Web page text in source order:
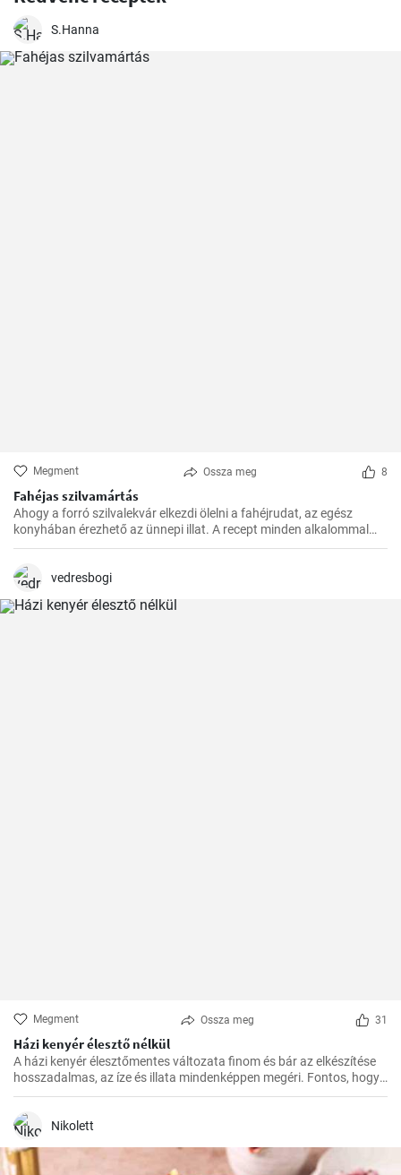
S.Hanna
Megment Ossza meg 8
Fahéjas szilvamártás
Ahogy a forró szilvalekvár elkezdi ölelni a fahéjrudat, az egész
konyhában érezhető az ünnepi illat. A recept minden alkalommal
sikerül, és nagyon gyorsan elkészül. Családom és barátaim mindig
vedresbogi
Megment Ossza meg 31
Házi kenyér élesztő nélkül
A házi kenyér élesztőmentes változata finom és bár az elkészítése
hosszadalmas, az íze és illata mindenképpen megéri. Fontos, hogy
előre tervezzük meg az készítést, mivel a dagasztás után
Nikolett